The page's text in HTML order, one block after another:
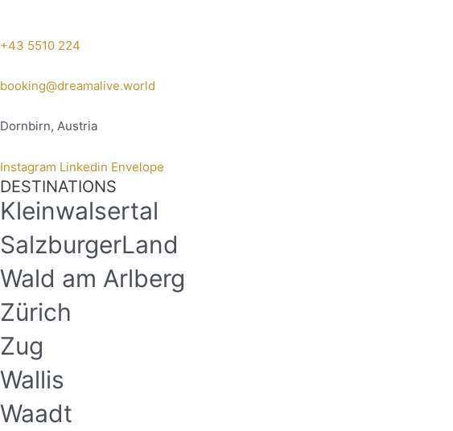
+43 5510 224
booking@dreamalive.world
Dornbirn, Austria
Instagram Linkedin Envelope
DESTINATIONS
Kleinwalsertal
SalzburgerLand
Wald am Arlberg
Zürich
Zug
Wallis
Waadt